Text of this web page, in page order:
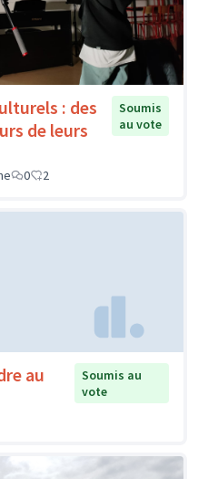
: des
de leurs
Soumis
au vote
0 2
au
Soumis au
vote